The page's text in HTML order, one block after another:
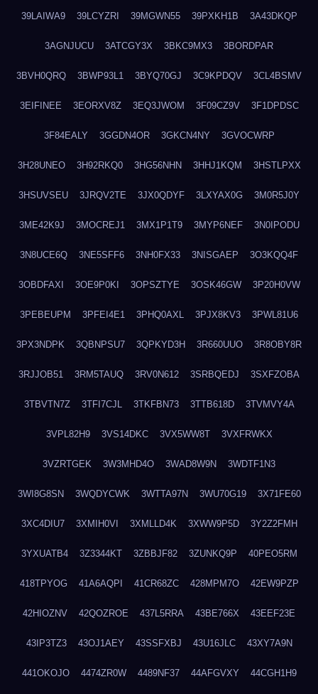
39LAIWA9 39LCYZRI 39MGWN55 39PXKH1B 3A43DKQP
3AGNJUCU 3ATCGY3X 3BKC9MX3 3BORDPAR
3BVH0QRQ 3BWP93L1 3BYQ70GJ 3C9KPDQV 3CL4BSMV
3EIFINEE 3EORXV8Z 3EQ3JWOM 3F09CZ9V 3F1DPDSC
3F84EALY 3GGDN4OR 3GKCN4NY 3GVOCWRP
3H28UNEO 3H92RKQ0 3HG56NHN 3HHJ1KQM 3HSTLPXX
3HSUVSEU 3JRQV2TE 3JX0QDYF 3LXYAX0G 3M0R5J0Y
3ME42K9J 3MOCREJ1 3MX1P1T9 3MYP6NEF 3N0IPODU
3N8UCE6Q 3NE5SFF6 3NH0FX33 3NISGAEP 3O3KQQ4F
3OBDFAXI 3OE9P0KI 3OPSZTYE 3OSK46GW 3P20H0VW
3PEBEUPM 3PFEI4E1 3PHQ0AXL 3PJX8KV3 3PWL81U6
3PX3NDPK 3QBNPSU7 3QPKYD3H 3R660UUO 3R8OBY8R
3RJJOB51 3RM5TAUQ 3RV0N612 3SRBQEDJ 3SXFZOBA
3TBVTN7Z 3TFI7CJL 3TKFBN73 3TTB618D 3TVMVY4A
3VPL82H9 3VS14DKC 3VX5WW8T 3VXFRWKX
3VZRTGEK 3W3MHD4O 3WAD8W9N 3WDTF1N3
3WI8G8SN 3WQDYCWK 3WTTA97N 3WU70G19 3X71FE60
3XC4DIU7 3XMIH0VI 3XMLLD4K 3XWW9P5D 3Y2Z2FMH
3YXUATB4 3Z3344KT 3ZBBJF82 3ZUNKQ9P 40PEO5RM
418TPYOG 41A6AQPI 41CR68ZC 428MPM7O 42EW9PZP
42HIOZNV 42QOZROE 437L5RRA 43BE766X 43EEF23E
43IP3TZ3 43OJ1AEY 43SSFXBJ 43U16JLC 43XY7A9N
441OKOJO 4474ZR0W 4489NF37 44AFGVXY 44CGH1H9